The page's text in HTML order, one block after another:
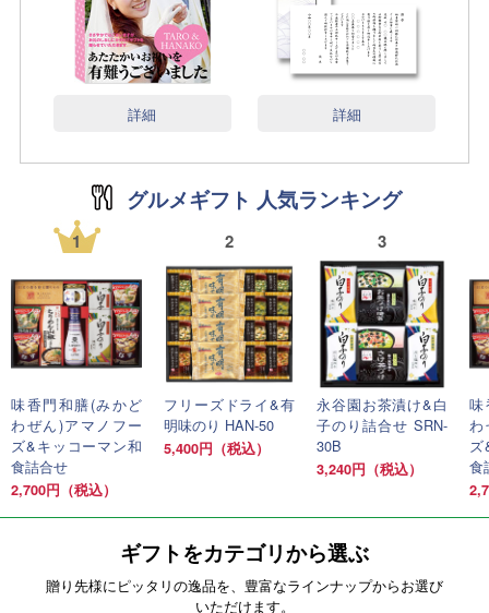
詳細 詳細
グルメギフト 人気ランキング
1
味香門和膳(みかど
わぜん)アマノフー
ズ&キッコーマン和
食詰合せ
2,700円（税込）
2
フリーズドライ&有
明味のり HAN-50
5,400円（税込）
3
永谷園お茶漬け&白
子のり詰合せ SRN-
30B
3,240円（税込）
味
食
ギフトをカテゴリから選ぶ
贈り先様にピッタリの逸品を、豊富なラインナップからお選び
いただけます。